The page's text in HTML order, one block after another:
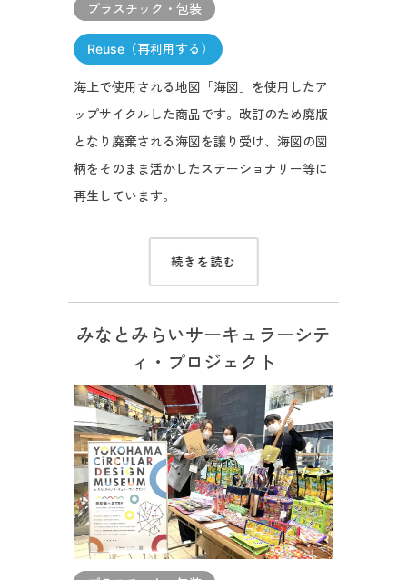
プラスチック・包装
Reuse（再利用する）
海上で使用される地図「海図」を使用したア
ップサイクルした商品です。改訂のため廃版
となり廃棄される海図を譲り受け、海図の図
柄をそのまま活かしたステーショナリー等に
再生しています。
続きを読む
みなとみらいサーキュラーシテ
ィ・プロジェクト